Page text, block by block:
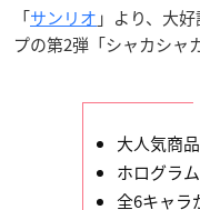
「サンリオ 」より、大
プの第2弾「シャカシャ
大人気商
ホログラ
全6キャラ